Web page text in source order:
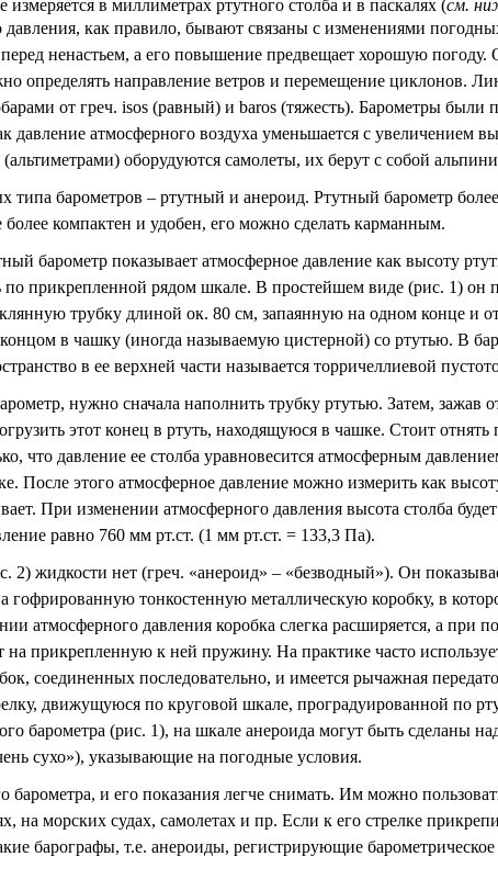
измеряется в миллиметрах ртутного столба и в паскалях (см.
как правило, бывают связаны с изменениями
ненастьем, а его повышение предвещает хорошую погоду.
определять направление ветров и перемещение циклонов.
от греч. isos (равный) и baros (тяжесть). Барометры были
давление атмосферного воздуха уменьшается с увеличением
оборудуются самолеты, их берут с собой
типа барометров – ртутный и анероид. Ртутный барометр
компактен и удобен, его можно сделать карманным.
барометр показывает атмосферное давление как высоту
прикрепленной рядом шкале. В простейшем виде (рис. 1) он
трубку длиной ок. 80 см, запаянную на одном конце и
в чашку (иногда называемую цистерной) со ртутью. В
в ее верхней части называется торричеллиевой
нужно сначала наполнить трубку ртутью. Затем, зажав
этот конец в ртуть, находящуюся в чашке. Стоит отнять
что давление ее столба уравновесится атмосферным
После этого атмосферное давление можно измерить как
При изменении атмосферного давления высота столба будет
равно 760 мм рт.ст. (1 мм рт.ст. = 133,3 Па).
2) жидкости нет (греч. «анероид» – «безводный»). Он
гофрированную тонкостенную металлическую коробку, в
атмосферного давления коробка слегка расширяется, а при
на прикрепленную к ней пружину. На практике часто
соединенных последовательно, и имеется рычажная
движущуюся по круговой шкале, проградуированной по
барометра (рис. 1), на шкале анероида могут быть сделаны
сухо»), указывающие на погодные условия.
барометра, и его показания легче снимать. Им можно
на морских судах, самолетах и пр. Если к его стрелке
барографы, т.е. анероиды, регистрирующие